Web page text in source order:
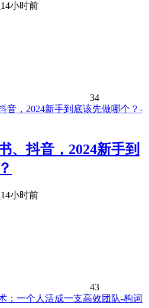
14小时前
34
、抖音，2024新手到
14小时前
43